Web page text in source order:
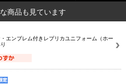
商品も見ています
エンブレム付きレプリカユニフォーム（ホー